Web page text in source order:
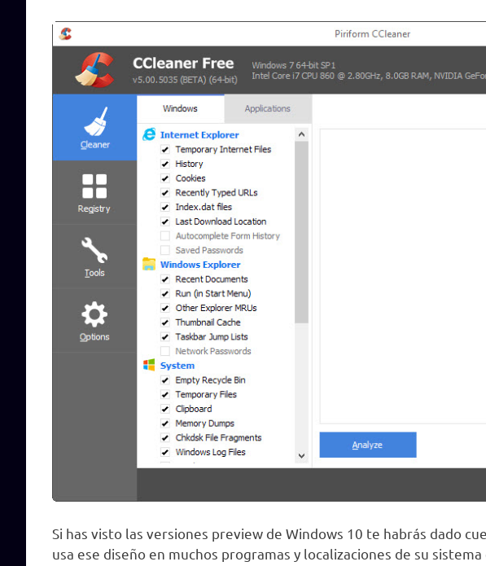
Si has visto las versiones preview de Windows 10 te habrás dado
usa ese diseño en muchos programas y localizaciones de su